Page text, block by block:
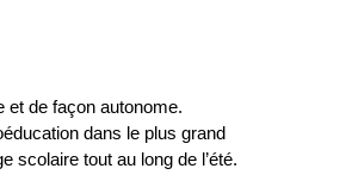
et de façon autonome.
dans le plus grand
scolaire tout au long de l’été.